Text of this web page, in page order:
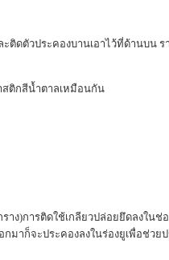
ติดตัวประคองบานเอาไว้ที่ด้านบ
สติกสีน้ำตาลเหมือนกัน
ง)การติดใช้เกลียวปล่อยยึดลงใน
าก็จะประคองลงในร่องยูเพื่อช่วย